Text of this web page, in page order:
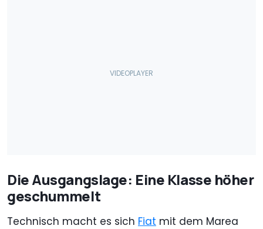
Die Ausgangslage: Eine Klasse höher
geschummelt
Technisch macht es sich Fiat mit dem Marea